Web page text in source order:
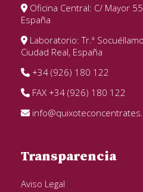
Oficina Central: C/ Mayor
España
Laboratorio: Tr.ª
Ciudad Real, España
+34 (926) 180 122
FAX +34 (926) 180 122
Transparencia
Aviso Legal